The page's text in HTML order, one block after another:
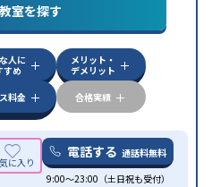
応授業の振替可能
1科目から受講可能季節講習の
あり
室を探す
人に
すめ
メリット・
デメリット
料金 合格実績
電話する 通話料無料
9:00～23:00（土日祝も受付）